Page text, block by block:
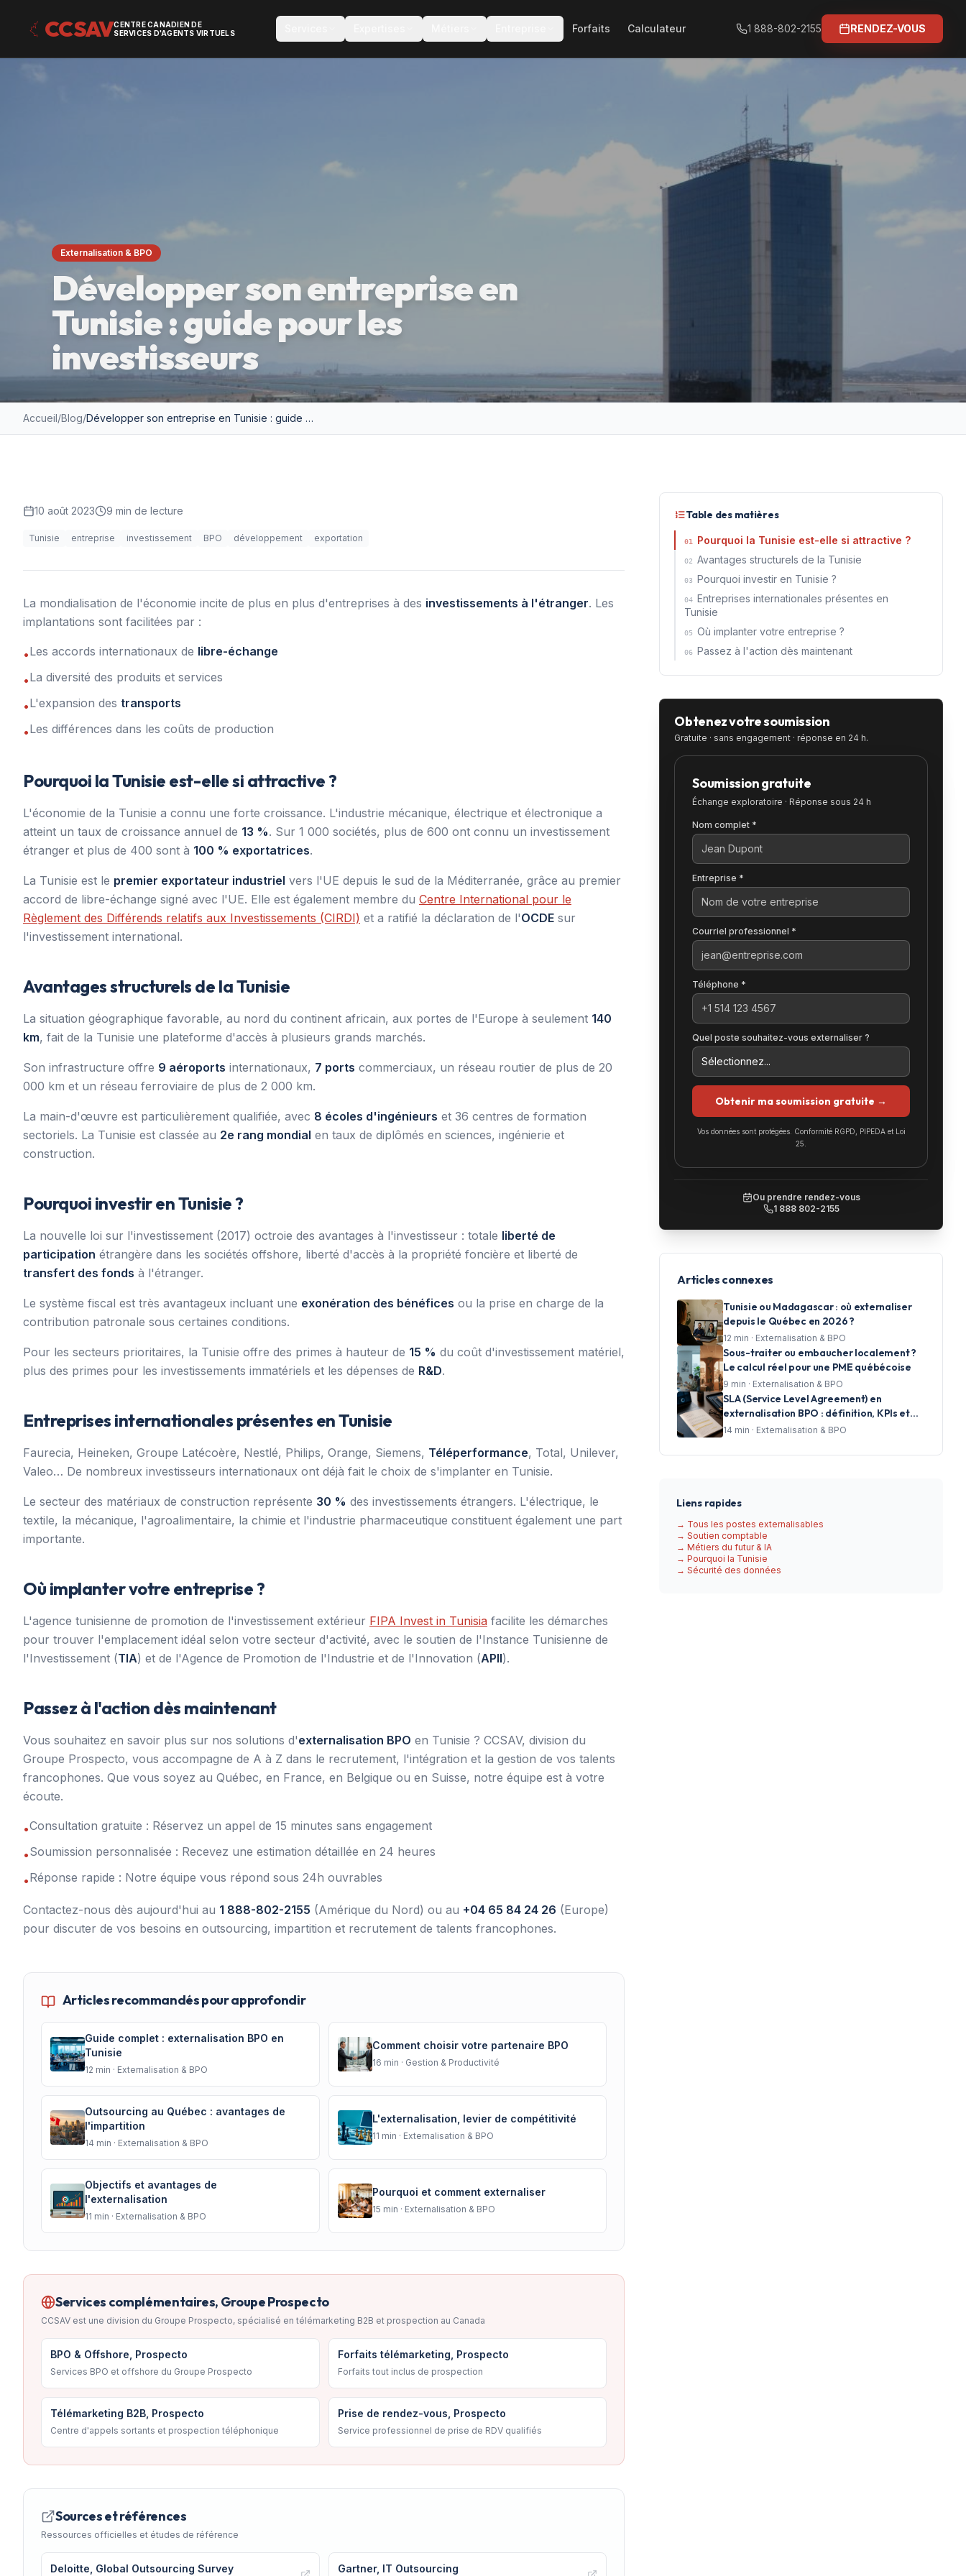
CCSAVCENTRE CANADIEN DE
SERVICES D'AGENTS VIRTUELS
Forfaits Calculateur 1 888-802-2155 RENDEZ-VOUS
Externalisation & BPO
Développer son entreprise en
Tunisie : guide pour les
investisseurs
Accueil/Blog/ Développer son entreprise en Tunisie : guide pour les investisseurs
10 août 2023 9 min de lecture
Tunisie entreprise investissement BPO développement exportation
La mondialisation de l'économie incite de plus en plus d'entreprises à des investissements à l'étranger. Les
implantations sont facilitées par :
•Les accords internationaux de libre-échange
•La diversité des produits et services
•L'expansion des transports
•Les différences dans les coûts de production
Pourquoi la Tunisie est-elle si attractive ?
L'économie de la Tunisie a connu une forte croissance. L'industrie mécanique, électrique et électronique a
atteint un taux de croissance annuel de 13 %. Sur 1 000 sociétés, plus de 600 ont connu un investissement
étranger et plus de 400 sont à 100 % exportatrices.
La Tunisie est le premier exportateur industriel vers l'UE depuis le sud de la Méditerranée, grâce au premier
accord de libre-échange signé avec l'UE. Elle est également membre du Centre International pour le
Règlement des Différends relatifs aux Investissements (CIRDI) et a ratifié la déclaration de l'OCDE sur
l'investissement international.
Avantages structurels de la Tunisie
La situation géographique favorable, au nord du continent africain, aux portes de l'Europe à seulement 140
km, fait de la Tunisie une plateforme d'accès à plusieurs grands marchés.
Son infrastructure offre 9 aéroports internationaux, 7 ports commerciaux, un réseau routier de plus de 20
000 km et un réseau ferroviaire de plus de 2 000 km.
La main-d'œuvre est particulièrement qualifiée, avec 8 écoles d'ingénieurs et 36 centres de formation
sectoriels. La Tunisie est classée au 2e rang mondial en taux de diplômés en sciences, ingénierie et
construction.
Pourquoi investir en Tunisie ?
La nouvelle loi sur l'investissement (2017) octroie des avantages à l'investisseur : totale liberté de
participation étrangère dans les sociétés offshore, liberté d'accès à la propriété foncière et liberté de
transfert des fonds à l'étranger.
Le système fiscal est très avantageux incluant une exonération des bénéfices ou la prise en charge de la
contribution patronale sous certaines conditions.
Pour les secteurs prioritaires, la Tunisie offre des primes à hauteur de 15 % du coût d'investissement matériel,
plus des primes pour les investissements immatériels et les dépenses de R&D.
Entreprises internationales présentes en Tunisie
Faurecia, Heineken, Groupe Latécoère, Nestlé, Philips, Orange, Siemens, Téléperformance, Total, Unilever,
Valeo… De nombreux investisseurs internationaux ont déjà fait le choix de s'implanter en Tunisie.
Le secteur des matériaux de construction représente 30 % des investissements étrangers. L'électrique, le
textile, la mécanique, l'agroalimentaire, la chimie et l'industrie pharmaceutique constituent également une part
importante.
Où implanter votre entreprise ?
L'agence tunisienne de promotion de l'investissement extérieur FIPA Invest in Tunisia facilite les démarches
pour trouver l'emplacement idéal selon votre secteur d'activité, avec le soutien de l'Instance Tunisienne de
l'Investissement (TIA) et de l'Agence de Promotion de l'Industrie et de l'Innovation (APII).
Passez à l'action dès maintenant
Vous souhaitez en savoir plus sur nos solutions d'externalisation BPO en Tunisie ? CCSAV, division du
Groupe Prospecto, vous accompagne de A à Z dans le recrutement, l'intégration et la gestion de vos talents
francophones. Que vous soyez au Québec, en France, en Belgique ou en Suisse, notre équipe est à votre
écoute.
•Consultation gratuite : Réservez un appel de 15 minutes sans engagement
•Soumission personnalisée : Recevez une estimation détaillée en 24 heures
•Réponse rapide : Notre équipe vous répond sous 24h ouvrables
Contactez-nous dès aujourd'hui au 1 888-802-2155 (Amérique du Nord) ou au +04 65 84 24 26 (Europe)
pour discuter de vos besoins en outsourcing, impartition et recrutement de talents francophones.
Articles recommandés pour approfondir
Guide complet : externalisation BPO en
Tunisie
12 min · Externalisation & BPO
Comment choisir votre partenaire BPO
16 min · Gestion & Productivité
Outsourcing au Québec : avantages de
l'impartition
14 min · Externalisation & BPO
L'externalisation, levier de compétitivité
11 min · Externalisation & BPO
Objectifs et avantages de
l'externalisation
11 min · Externalisation & BPO
Pourquoi et comment externaliser
15 min · Externalisation & BPO
Services complémentaires, Groupe Prospecto
CCSAV est une division du Groupe Prospecto, spécialisé en télémarketing B2B et prospection au Canada
BPO & Offshore, Prospecto
Services BPO et offshore du Groupe Prospecto
Forfaits télémarketing, Prospecto
Forfaits tout inclus de prospection
Télémarketing B2B, Prospecto
Centre d'appels sortants et prospection téléphonique
Prise de rendez-vous, Prospecto
Service professionnel de prise de RDV qualifiés
Sources et références
Ressources officielles et études de référence
Deloitte, Global Outsourcing Survey Gartner, IT Outsourcing
Table des matières
01 Pourquoi la Tunisie est-elle si attractive ?
02 Avantages structurels de la Tunisie
03 Pourquoi investir en Tunisie ?
04 Entreprises internationales présentes en
Tunisie
05 Où implanter votre entreprise ?
06 Passez à l'action dès maintenant
Obtenez votre soumission
Gratuite · sans engagement · réponse en 24 h.
Soumission gratuite
Échange exploratoire · Réponse sous 24 h
Nom complet *
Entreprise *
Courriel professionnel *
Téléphone *
Quel poste souhaitez-vous externaliser ?
Obtenir ma soumission gratuite →
Vos données sont protégées. Conformité RGPD, PIPEDA et Loi
25.
Ou prendre rendez-vous
1 888 802-2155
Articles connexes
Tunisie ou Madagascar : où externaliser
depuis le Québec en 2026 ?
12 min · Externalisation & BPO
Sous-traiter ou embaucher localement ?
Le calcul réel pour une PME québécoise
9 min · Externalisation & BPO
SLA (Service Level Agreement) en
externalisation BPO : définition, KPIs et
clauses essentielles pour les centres
14 min · Externalisation & BPO
Liens rapides
→ Tous les postes externalisables
→ Soutien comptable
→ Métiers du futur & IA
→ Pourquoi la Tunisie
→ Sécurité des données